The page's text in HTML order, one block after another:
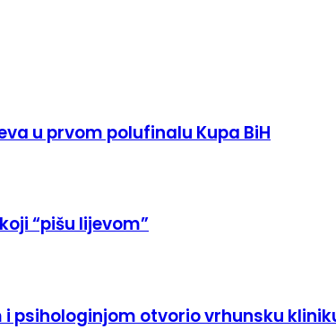
u prvom polufinalu Kupa BiH
“pišu lijevom”
psihologinjom otvorio vrhunsku